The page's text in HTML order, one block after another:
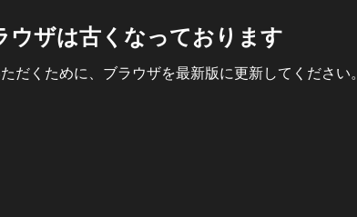
ウザは古くなっております
くために、ブラウザを最新版に更新してください。